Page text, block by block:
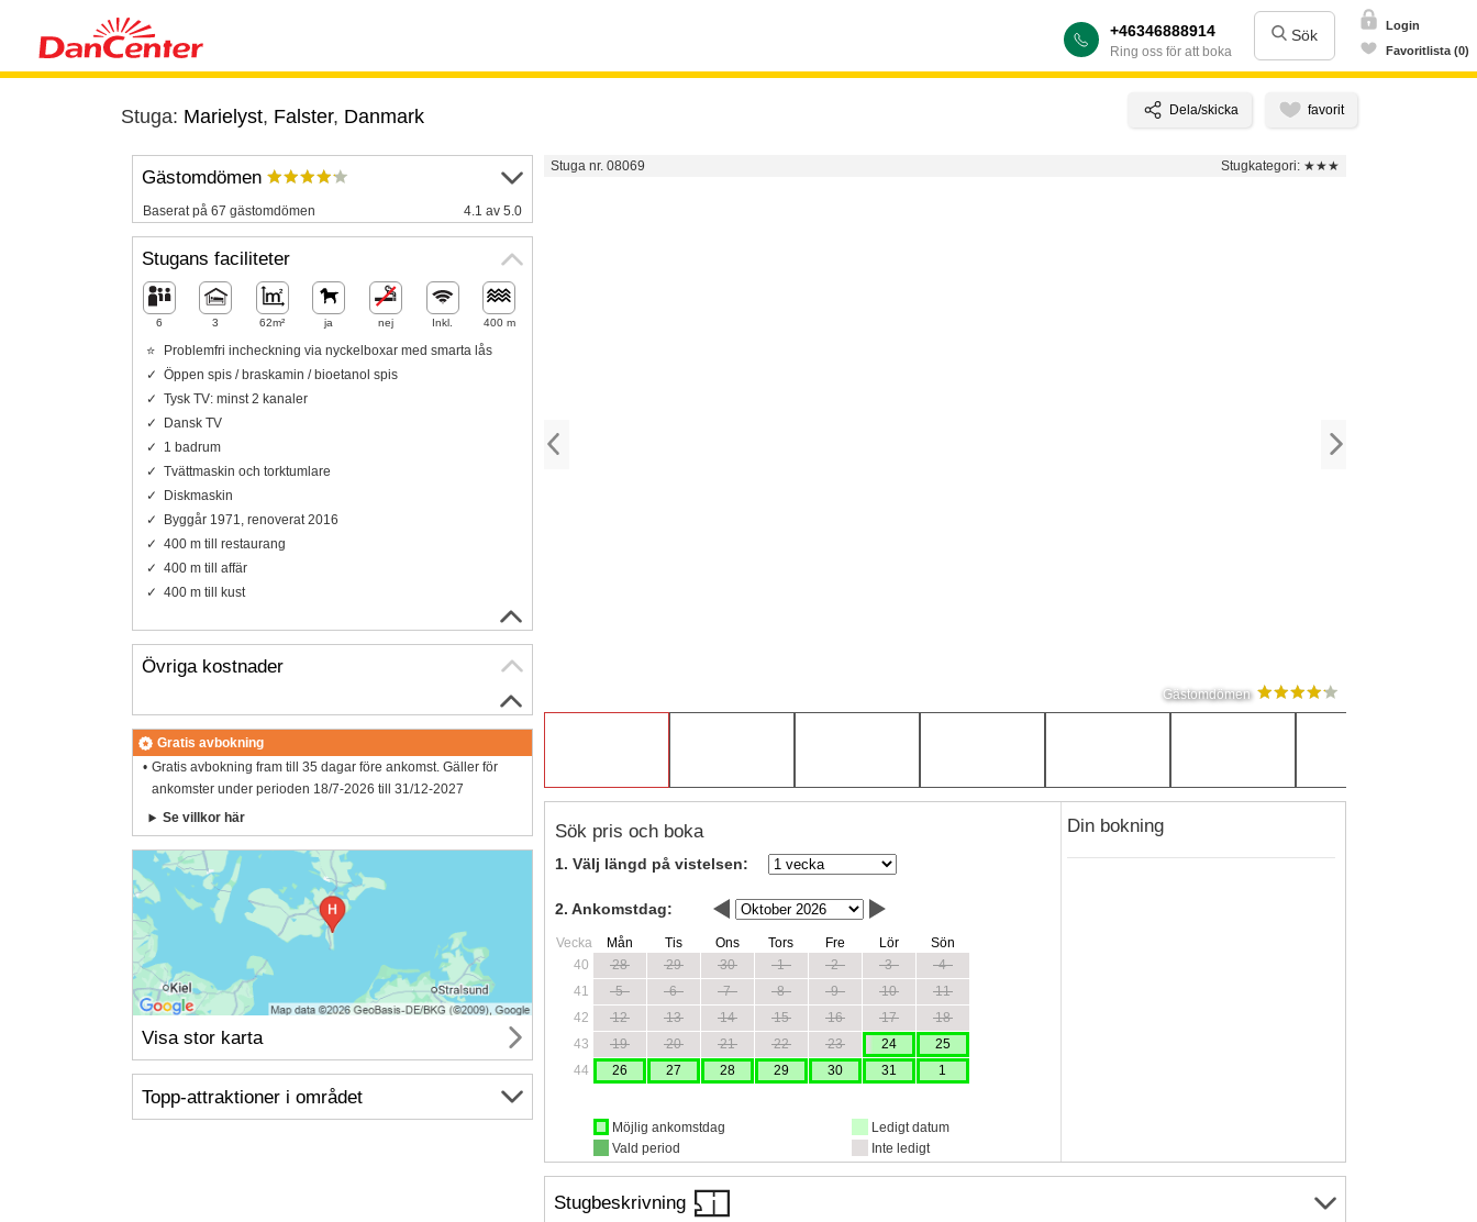
+46346888914
Ring oss för att boka
Sök
Login
Favoritlista (0)
Stuga: Marielyst, Falster, Danmark
Stuga nr. 08069 Stugkategori: ★★★
Gästomdömen
Sök pris och boka
1. Välj längd på vistelsen:
2. Ankomstdag:
Vecka Mån Tis Ons Tors Fre Lör
Sön
40
28 29 30 1 2 3
4
41
5 6 7 8 9 10
11
42
12 13 14 15 16 17
18
43
19 20 21 22 23 24
25
44
26 27 28 29 30 31 1
Möjlig ankomstdag
Vald period
Ledigt datum
Inte ledigt
Din bokning
Stugbeskrivning
Gästomdömen
Baserat på 67 gästomdömen 4.1 av 5.0
Stugans faciliteter
6 3 62m² ja nej Inkl. 400 m
Problemfri incheckning via nyckelboxar med smarta lås
Öppen spis / braskamin / bioetanol spis
Tysk TV: minst 2 kanaler
Dansk TV
1 badrum
Tvättmaskin och torktumlare
Diskmaskin
Byggår 1971, renoverat 2016
400 m till restaurang
400 m till affär
400 m till kust
Övriga kostnader
Gratis avbokning
Gratis avbokning fram till 35 dagar före ankomst. Gäller för
ankomster under perioden 18/7-2026 till 31/12-2027
Se villkor här
Visa stor karta
Topp-attraktioner i området